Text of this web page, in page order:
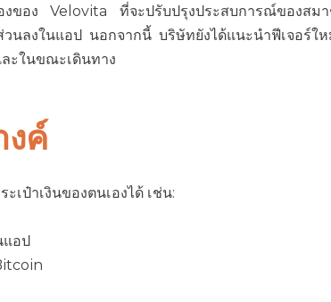
องของ Velovita ที่จะปรับปรุงประสบการณ์ของส
วนลงในแอป นอกจากนี้ บริษัทยังได้แนะนำฟีเจอร์ใ
ะในขณะเดินทาง
งค์
เป๋าเงินของตนเองได้ เช่น:
แอป